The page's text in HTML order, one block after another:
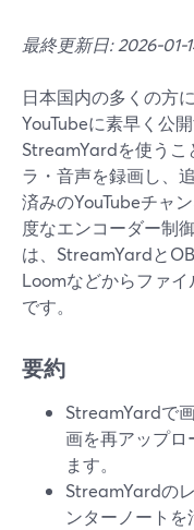
最終更新日: 2026-01-
日本国内の多くの方
YouTubeに素早く公
StreamYardを使うこ
ラ・音声を録画し、
済みのYouTubeチャ
度なエンコーダー制
は、StreamYardと
Loomなどからファ
です。
要約
StreamYardで
画を再アップロ
ます。
StreamYardの
ンターノート